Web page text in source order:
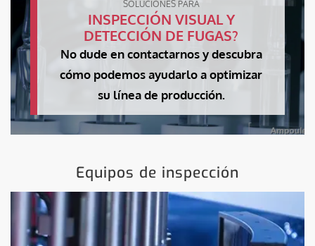
SOLUCIONES PARA
INSPECCIÓN VISUAL Y
DETECCIÓN DE FUGAS?
No dude en contactarnos y descubra
cómo podemos ayudarlo a optimizar
su línea de producción.
Equipos de inspección